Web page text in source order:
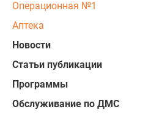
Операционная №1
Аптека
Новости
Статьи публикации
Программы
Обслуживание по ДМС